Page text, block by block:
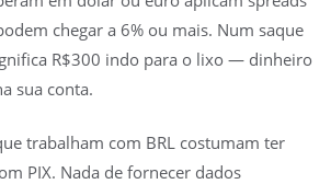
chegar a 6% ou mais. Num saque
R$300 indo para o lixo — dinheiro
sua conta.
trabalham com BRL costumam ter
PIX. Nada de fornecer dados